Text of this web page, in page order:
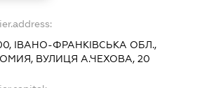
ІВАНО-ФРАНКІВСЬКА ОБЛ.,
ВУЛИЦЯ А.ЧЕХОВА, 20